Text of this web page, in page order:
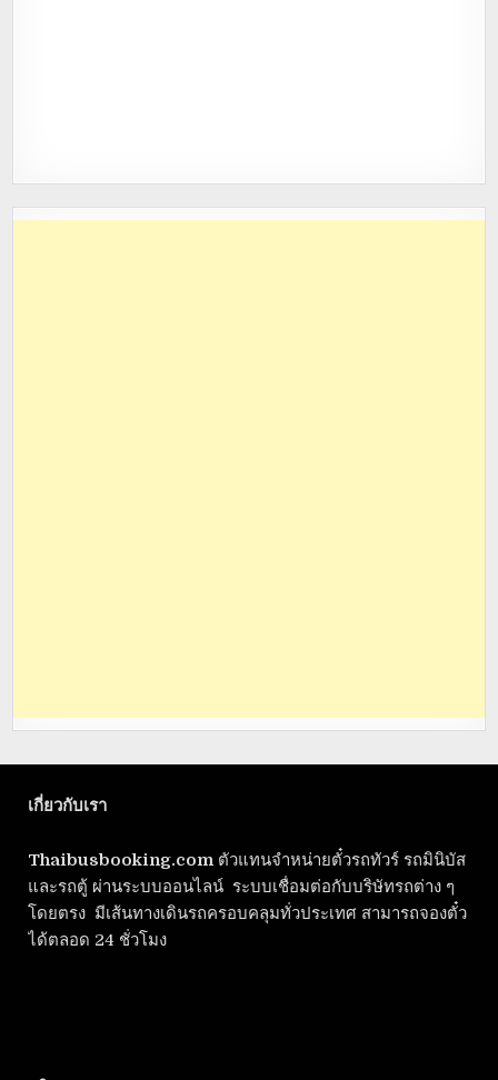
เกี่ยวกับเรา
Thaibusbooking.com ตัวแทนจำหน่ายตั๋วรถทัวร์ รถมินิบัส
และรถตู้ ผ่านระบบออนไลน์ ระบบเชื่อมต่อกับบริษัทรถต่าง ๆ
โดยตรง มีเส้นทางเดินรถครอบคลุมทั่วประเทศ สามารถจองตั๋ว
ได้ตลอด 24 ชั่วโมง